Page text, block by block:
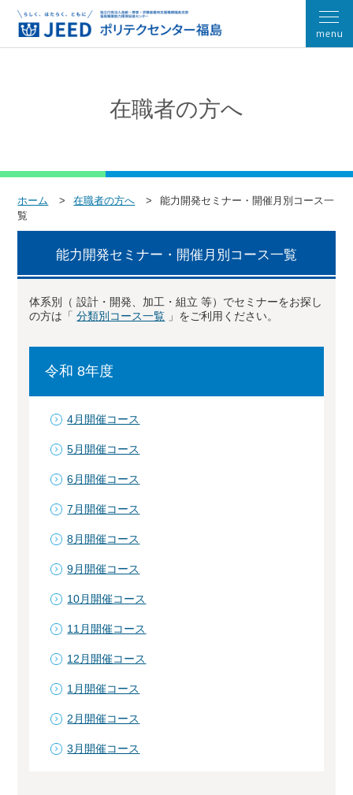
在職者の方へ
ホーム 在職者の方へ
能力開発セミナー・開催月別コース一
覧
能力開発セミナー・開催月別コース一覧
体系別（ 設計・開発、加工・組立 等）でセミナーをお探し
の方は「 分類別コース一覧 」をご利用ください。
令和 8年度
4月開催コース
5月開催コース
6月開催コース
7月開催コース
8月開催コース
9月開催コース
10月開催コース
11月開催コース
12月開催コース
1月開催コース
2月開催コース
3月開催コース